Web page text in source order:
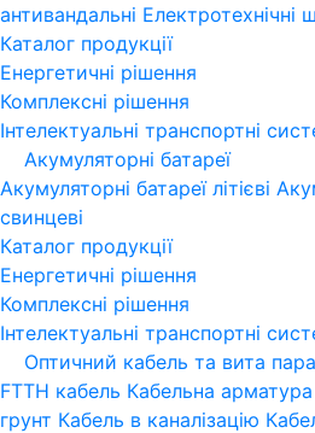
антивандальні Електротехнічні
Каталог продукції
Енергетичні рішення
Комплексні рішення
Інтелектуальні транспортні
Акумуляторні батареї
Акумуляторні батареї літієві
свинцеві
Каталог продукції
Енергетичні рішення
Комплексні рішення
Інтелектуальні транспортні
Оптичний кабель та вита пара
FTTH кабель Кабельна арматура
грунт Кабель в каналізацію